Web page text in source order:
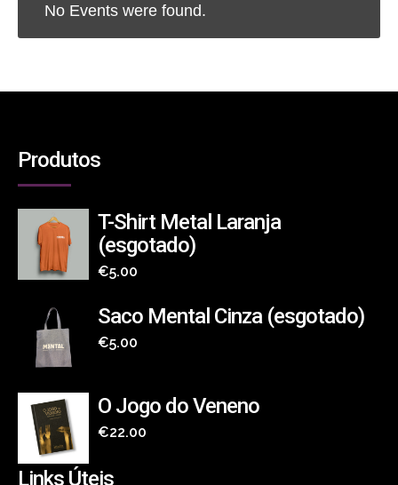
No Events were found.
Produtos
T-Shirt Metal Laranja
(esgotado)
€5.00
Saco Mental Cinza (esgotado)
€5.00
O Jogo do Veneno
€22.00
Links Úteis